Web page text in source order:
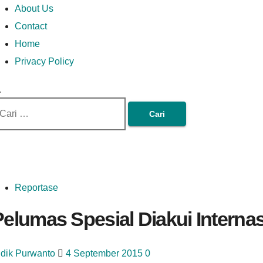
Skip
to
content
Money In Every
Way
Lets Talk About MoneyIn Every Way
About Us
Contact
Home
Privacy Policy
Reportase
Spesial Diakui
Purwanto 4 September 2015 0